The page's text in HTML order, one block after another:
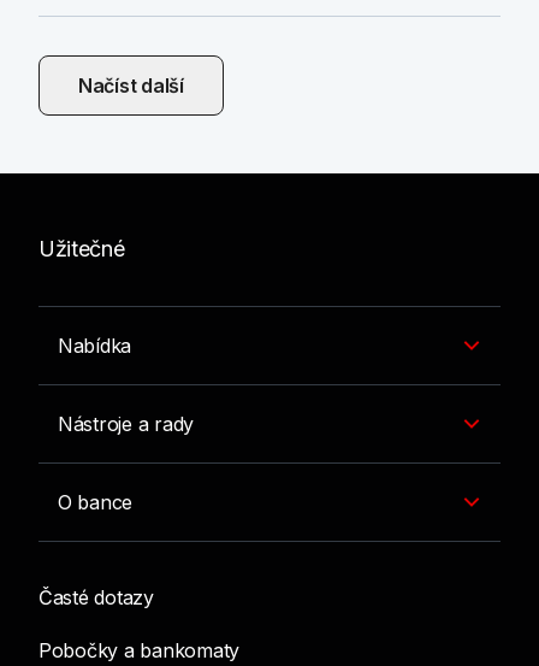
Načíst další
Užitečné
Nabídka
Nástroje a rady
O bance
Časté dotazy
Pobočky a bankomaty